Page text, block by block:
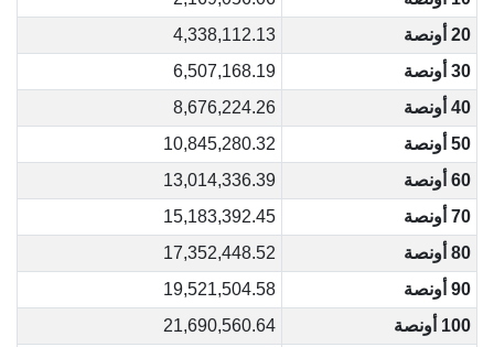
20 أونصة
4,338,112.13
30 أونصة
6,507,168.19
40 أونصة
8,676,224.26
50 أونصة
10,845,280.32
60 أونصة
13,014,336.39
70 أونصة
15,183,392.45
80 أونصة
17,352,448.52
90 أونصة
19,521,504.58
100 أونصة
21,690,560.64